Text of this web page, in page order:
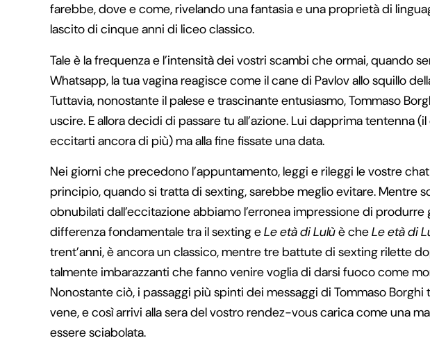
farebbe, dove e come, rivelando una fantasia e una proprietà di
lascito di cinque anni di liceo classico.
Tale è la frequenza e l’intensità dei vostri scambi che ormai, quando
Whatsapp, la tua vagina reagisce come il cane di Pavlov allo squillo
Tuttavia, nonostante il palese e trascinante entusiasmo, Tommaso
uscire. E allora decidi di passare tu all’azione. Lui dapprima tentenna
eccitarti ancora di più) ma alla fine fissate una data.
Nei giorni che precedono l’appuntamento, leggi e rileggi le vostre
principio, quando si tratta di sexting, sarebbe meglio evitare. Mentre
obnubilati dall’eccitazione abbiamo l’erronea impressione di
differenza fondamentale tra il sexting eLe età di Lulùè cheLe età di
trent’anni, è ancora un classico, mentre tre battute di sexting rilette
talmente imbarazzanti che fanno venire voglia di darsi fuoco come
Nonostante ciò, i passaggi più spinti dei messaggi di Tommaso Borghi
vene, e così arrivi alla sera del vostro rendez-vous carica come una
essere sciabolata.